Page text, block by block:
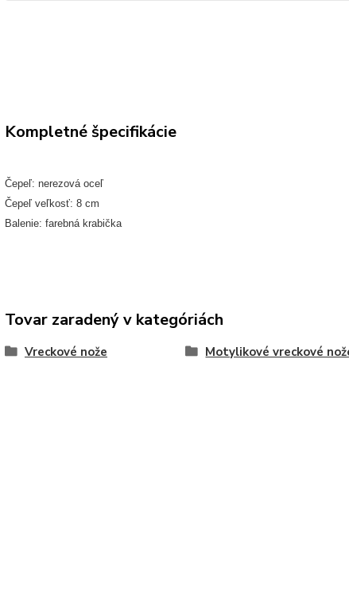
Kompletné špecifikácie
Čepeľ: nerezová oceľ
Čepeľ veľkosť: 8 cm
Balenie: farebná krabička
Tovar zaradený v kategóriách
Vreckové nože Motylikové vreckové